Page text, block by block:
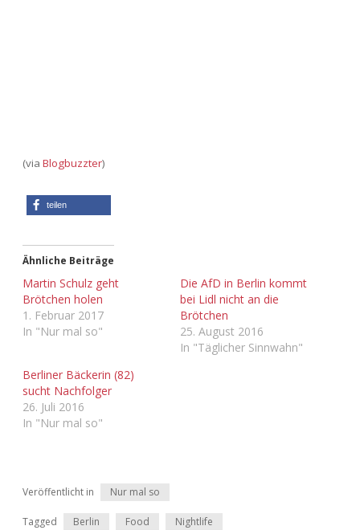
(via Blogbuzzter)
teilen
Ähnliche Beiträge
Martin Schulz geht
Brötchen holen
1. Februar 2017
In "Nur mal so"
Die AfD in Berlin kommt
bei Lidl nicht an die
Brötchen
25. August 2016
In "Täglicher Sinnwahn"
Berliner Bäckerin (82)
sucht Nachfolger
26. Juli 2016
In "Nur mal so"
Veröffentlicht in Nur mal so
Tagged Berlin Food Nightlife